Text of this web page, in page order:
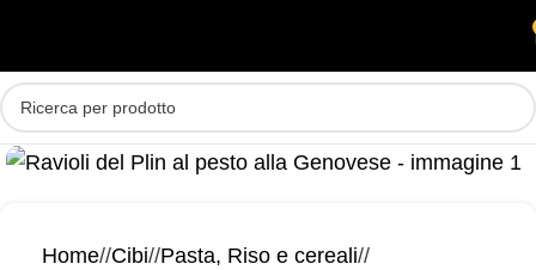
Home/ Cibi/ Pasta, Riso e cereali/